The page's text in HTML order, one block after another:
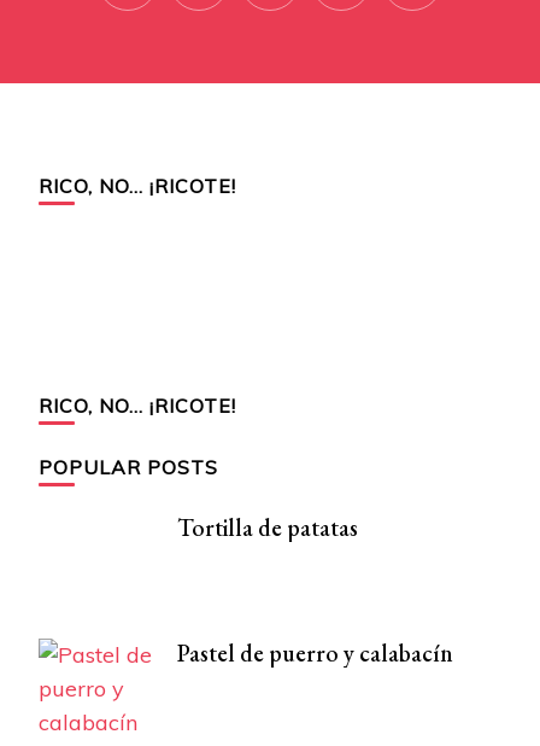
RICO, NO… ¡RICOTE!
RICO, NO… ¡RICOTE!
POPULAR POSTS
Tortilla de patatas
Pastel de puerro y calabacín